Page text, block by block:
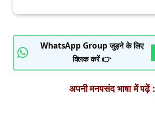
WhatsApp Group जुड़ने के लिए
क्लिक करें 👉
अपनी मनपसंद भाषा में पढ़ें :